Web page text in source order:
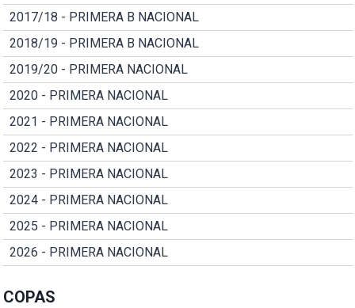
2017/18 - PRIMERA B NACIONAL
2018/19 - PRIMERA B NACIONAL
2019/20 - PRIMERA NACIONAL
2020 - PRIMERA NACIONAL
2021 - PRIMERA NACIONAL
2022 - PRIMERA NACIONAL
2023 - PRIMERA NACIONAL
2024 - PRIMERA NACIONAL
2025 - PRIMERA NACIONAL
2026 - PRIMERA NACIONAL
COPAS